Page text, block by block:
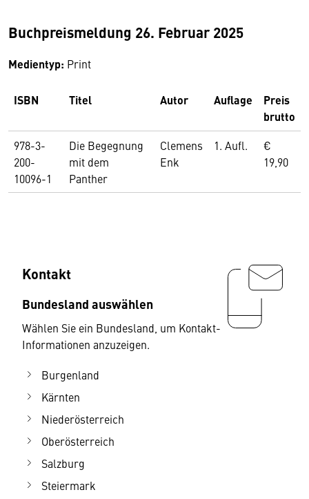
Buchpreismeldung 26. Februar 2025
Medientyp: Print
ISBN Titel Autor Auflage
Preis
brutto
978-3-
200-
10096-1
Die Begegnung
mit dem
Panther
Clemens
Enk
1. Aufl.
€
19,90
Kontakt
Bundesland auswählen
Wählen Sie ein Bundesland, um Kontakt-
Informationen anzuzeigen.
Burgenland
Kärnten
Niederösterreich
Oberösterreich
Salzburg
Steiermark